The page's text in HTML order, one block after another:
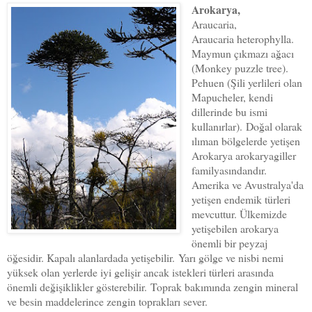
Arokarya,
Araucaria,
Araucaria heterophylla.
Maymun çıkmazı ağacı
(Monkey puzzle tree).
Pehuen (Şili yerlileri olan
Mapucheler, kendi
dillerinde bu ismi
kullanırlar). Doğal olarak
ılıman bölgelerde yetişen
Arokarya arokaryagiller
familyasındandır.
Amerika ve Avustralya'da
yetişen endemik türleri
mevcuttur. Ülkemizde
yetişebilen arokarya
önemli bir peyzaj
öğesidir. Kapalı alanlardada yetişebilir. Yarı gölge ve nisbi nemi
yüksek olan yerlerde iyi gelişir ancak istekleri türleri arasında
önemli değişiklikler gösterebilir. Toprak bakımında zengin mineral
ve besin maddelerince zengin toprakları sever.